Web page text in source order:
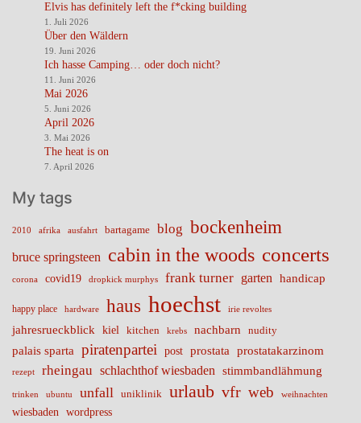
Elvis has definitely left the f*cking building
1. Juli 2026
Über den Wäldern
19. Juni 2026
Ich hasse Camping… oder doch nicht?
11. Juni 2026
Mai 2026
5. Juni 2026
April 2026
3. Mai 2026
The heat is on
7. April 2026
My tags
2010 afrika ausfahrt bartagame blog bockenheim
bruce springsteen cabin in the woods concerts
corona covid19 dropkick murphys frank turner garten handicap
happy place hardware haus hoechst irie revoltes
jahresrueckblick kiel kitchen krebs nachbarn nudity
palais sparta piratenpartei post prostata prostatakarzinom
rezept rheingau schlachthof wiesbaden stimmbandlähmung
trinken ubuntu unfall uniklinik urlaub vfr web weihnachten
wiesbaden wordpress